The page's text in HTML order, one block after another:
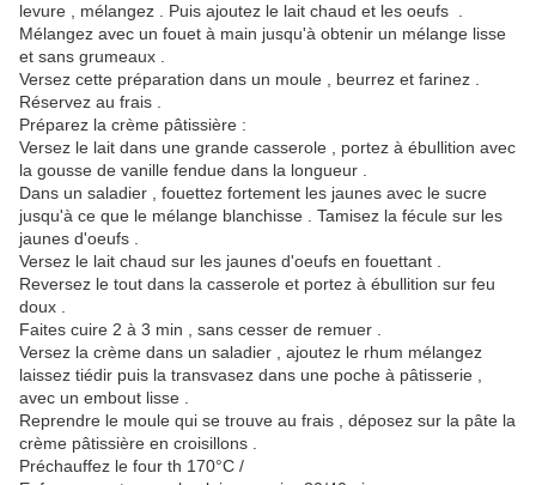
levure , mélangez . Puis ajoutez le lait chaud et les oeufs .
Mélangez avec un fouet à main jusqu'à obtenir un mélange lisse
et sans grumeaux .
Versez cette préparation dans un moule , beurrez et farinez .
Réservez au frais .
Préparez la crème pâtissière :
Versez le lait dans une grande casserole , portez à ébullition avec
la gousse de vanille fendue dans la longueur .
Dans un saladier , fouettez fortement les jaunes avec le sucre
jusqu'à ce que le mélange blanchisse . Tamisez la fécule sur les
jaunes d'oeufs .
Versez le lait chaud sur les jaunes d'oeufs en fouettant .
Reversez le tout dans la casserole et portez à ébullition sur feu
doux .
Faites cuire 2 à 3 min , sans cesser de remuer .
Versez la crème dans un saladier , ajoutez le rhum mélangez
laissez tiédir puis la transvasez dans une poche à pâtisserie ,
avec un embout lisse .
Reprendre le moule qui se trouve au frais , déposez sur la pâte la
crème pâtissière en croisillons .
Préchauffez le four th 170°C /